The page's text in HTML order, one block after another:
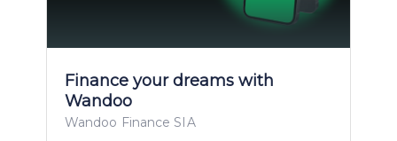
Finance your dreams with
Wandoo
Wandoo Finance SIA